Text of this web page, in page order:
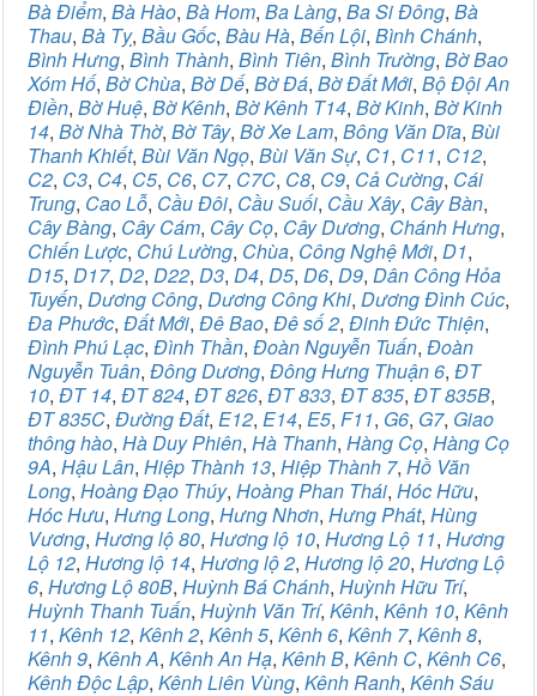
Bà Điểm, Bà Hào, Bà Hom, Ba Làng, Ba Si Đông, Bà
Thau, Bà Tỵ, Bầu Gốc, Bàu Hà, Bến Lội, Bình Chánh,
Bình Hưng, Bình Thành, Bình Tiên, Bình Trường, Bờ Bao
Xóm Hố, Bờ Chùa, Bờ Dế, Bờ Đá, Bờ Đất Mới, Bộ Đội An
Điền, Bờ Huệ, Bờ Kênh, Bờ Kênh T14, Bờ Kinh, Bờ Kinh
14, Bờ Nhà Thờ, Bờ Tây, Bờ Xe Lam, Bông Văn Dĩa, Bùi
Thanh Khiết, Bùi Văn Ngọ, Bùi Văn Sự, C1, C11, C12,
C2, C3, C4, C5, C6, C7, C7C, C8, C9, Cả Cường, Cái
Trung, Cao Lỗ, Cầu Đôi, Cầu Suối, Cầu Xây, Cây Bàn,
Cây Bàng, Cây Cám, Cây Cọ, Cây Dương, Chánh Hưng,
Chiến Lược, Chú Lường, Chùa, Công Nghệ Mới, D1,
D15, D17, D2, D22, D3, D4, D5, D6, D9, Dân Công Hỏa
Tuyến, Dương Công, Dương Công Khi, Dương Đình Cúc,
Đa Phước, Đất Mới, Đê Bao, Đê số 2, Đinh Đức Thiện,
Đình Phú Lạc, Đình Thần, Đoàn Nguyễn Tuấn, Đoàn
Nguyễn Tuân, Đông Dương, Đông Hưng Thuận 6, ĐT
10, ĐT 14, ĐT 824, ĐT 826, ĐT 833, ĐT 835, ĐT 835B,
ĐT 835C, Đường Đất, E12, E14, E5, F11, G6, G7, Giao
thông hào, Hà Duy Phiên, Hà Thanh, Hàng Cọ, Hàng Cọ
9A, Hậu Lân, Hiệp Thành 13, Hiệp Thành 7, Hồ Văn
Long, Hoàng Đạo Thúy, Hoàng Phan Thái, Hóc Hữu,
Hóc Hưu, Hưng Long, Hưng Nhơn, Hưng Phát, Hùng
Vương, Hương lộ 80, Hương lộ 10, Hương Lộ 11, Hương
Lộ 12, Hương lộ 14, Hương lộ 2, Hương lộ 20, Hương Lộ
6, Hương Lộ 80B, Huỳnh Bá Chánh, Huỳnh Hữu Trí,
Huỳnh Thanh Tuấn, Huỳnh Văn Trí, Kênh, Kênh 10, Kênh
11, Kênh 12, Kênh 2, Kênh 5, Kênh 6, Kênh 7, Kênh 8,
Kênh 9, Kênh A, Kênh An Hạ, Kênh B, Kênh C, Kênh C6,
Kênh Độc Lập, Kênh Liên Vùng, Kênh Ranh, Kênh Sáu